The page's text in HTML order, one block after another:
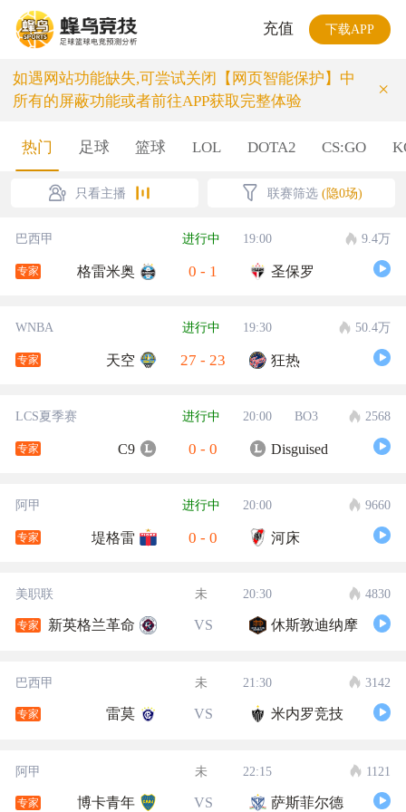
充值 下载APP
如遇网站功能缺失,可尝试关闭【网页智能保护】中
所有的屏蔽功能或者前往APP获取完整体验
×
热门 足球 篮球 LOL DOTA2 CS:GO
只看主播 联赛筛选 (隐0场)
巴西甲 进行中 19:00 9.4万
专家 格雷米奥 0 - 1 圣保罗
WNBA 进行中 19:30 50.4万
专家 天空 27 - 23 狂热
LCS夏季赛 进行中 20:00 BO3 2568
专家 C9 0 - 0 Disguised
阿甲 进行中 20:00 9660
专家 堤格雷 0 - 0 河床
美职联 未 20:30 4830
专家 新英格兰革命 VS 休斯敦迪纳摩
巴西甲 未 21:30 3142
专家 雷莫 VS 米内罗竞技
阿甲 未 22:15 1121
专家 博卡青年 VS 萨斯菲尔德